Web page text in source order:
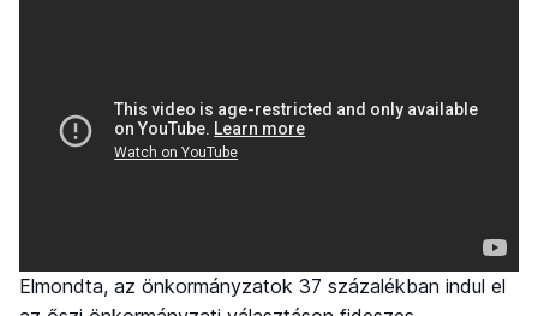
Elmondta, az önkormányzatok 37 százalékban indul el